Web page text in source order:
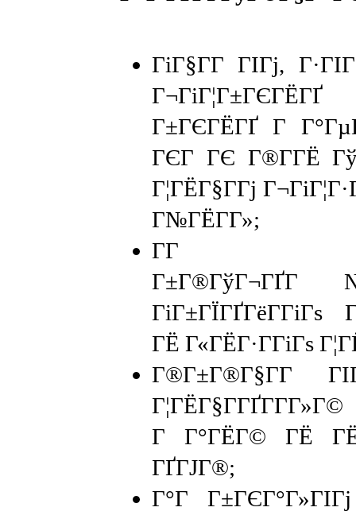
ГіГ§Г­Г ГІГј,
Г±ГЄГЁГҐ Г
ГЄГ ГЄ Г®Г­ГЁ
Г¦ГЁГ§Г­Гј
Г№ГЁГ­Г»;
Г­Г
ГіГ±ГЇГҐГёГ­ГіГѕ
ГЁ Г«ГЁГ·Г­ГіГѕ
Г®Г±Г®Г§Г­Г
Г Г°ГЁГ© ГЁ
ГҐГЈГ®;
Г°Г